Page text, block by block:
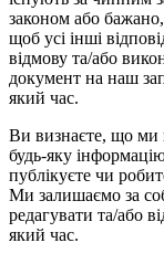
законом або
щоб усі інші
відмову та/або
документ на наш
який час.
Ви визнаєте, що ми
будь-яку
публікуєте чи
Ми залишаємо за
редагувати та/або
який час.